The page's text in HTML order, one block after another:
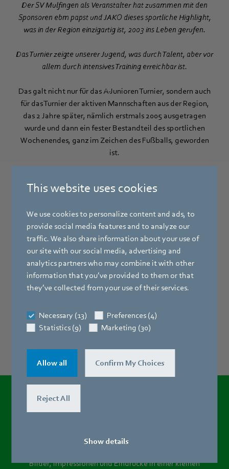
This website uses cookies
We use cookies to personalize content and ads, to
provide social media features and to analyze our
traffic. We also share information about your use of
our site with our social media, advertising and
analytics partners who may combine it with other
information that you’ve provided to them or that
they’ve collected from your use of their services.
Necessary (13)
Preferences (4)
Statistics (9)
Marketing (30)
Allow all Confirm My Choices
Reject All
Show details
Der SV Mulfingen als Veranstalter hat zusammen mit den
Sponsoren ebm papst und JAKO dieses sportliche Highlight,
was in der Region einzigartig ist, 2003 ins Leben gerufen.
Das Turnier zeigte unserer Jugend, was durch Talent, aber vor
allem durch intensives Training erreichbar ist.
Das galt nicht nur für das A-Junioren Turnier, sondern auch
für das Turnier der aktiven Mannschaften aus der Region,
das 2 Jahre später, nämlich erstmals 2005 ausgetragen
wurde und dann ein fester Bestandteil des sportlichen
Wochenendes, ganz im Zeichen des Fußballs, geworden
ist.
Rückblick zum letztenebm papst
Die Highlights
Bilder, Impressionen und Eindrücke in einer kleinen